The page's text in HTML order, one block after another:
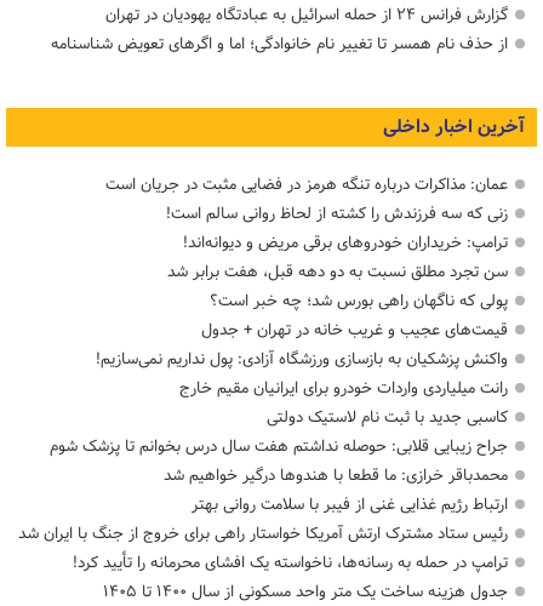
گزارش فرانس ۲۴ از حمله اسرائیل به عبادتگاه یهودیان در تهران
از حذف نام همسر تا تغییر نام خانوادگی؛ اما و اگرهای تعویض شناسنامه
آخرین اخبار داخلی
عمان: مذاکرات درباره تنگه هرمز در فضایی مثبت در جریان است
زنی که سه فرزندش را کشته از لحاظ روانی سالم است!
ترامپ: خریداران خودروهای برقی مریض و دیوانه‌اند!
سن تجرد مطلق نسبت به دو دهه قبل، هفت برابر شد
پولی که ناگهان راهی بورس شد؛ چه خبر است؟
قیمت‌های عجیب و غریب خانه در تهران + جدول
واکنش پزشکیان به بازسازی ورزشگاه آزادی: پول نداریم نمی‌سازیم!
رانت میلیاردی واردات خودرو برای ایرانیان مقیم خارج
کاسبی جدید با ثبت نام لاستیک دولتی
جراح زیبایی قلابی: حوصله نداشتم هفت سال درس بخوانم تا پزشک شوم
محمدباقر خرازی: ما قطعا با هندوها درگیر خواهیم شد
ارتباط رژیم غذایی غنی از فیبر با سلامت روانی بهتر
رئیس ستاد مشترک ارتش آمریکا خواستار راهی برای خروج از جنگ با ایران شد
ترامپ در حمله‌ به رسانه‌ها، ناخواسته یک افشای محرمانه را تأیید کرد!
جدول هزینه ساخت یک متر واحد مسکونی از سال ۱۴۰۰ تا ۱۴۰۵